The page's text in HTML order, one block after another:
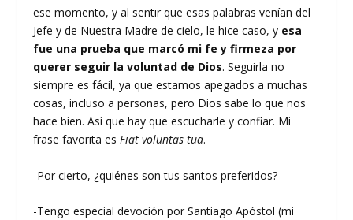
ese momento, y al sentir que esas palabras venían del
Jefe y de Nuestra Madre de cielo, le hice caso, y esa
fue una prueba que marcó mi fe y firmeza por
querer seguir la voluntad de Dios. Seguirla no
siempre es fácil, ya que estamos apegados a muchas
cosas, incluso a personas, pero Dios sabe lo que nos
hace bien. Así que hay que escucharle y confiar. Mi
frase favorita esFiat voluntas tua.
-Por cierto, ¿quiénes son tus santos preferidos?
-Tengo especial devoción por Santiago Apóstol (mi